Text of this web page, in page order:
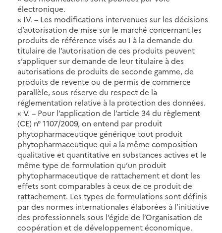
électronique.
« IV. – Les modifications intervenues sur les décisions
d’autorisation de mise sur le marché concernant les
produits de référence visés au I à la demande du
titulaire de l’autorisation de ces produits peuvent
s’appliquer sur demande de leur titulaire à des
autorisations de produits de seconde gamme, de
produits de revente ou de permis de commerce
parallèle, sous réserve du respect de la
réglementation relative à la protection des données.
« V. – Pour l’application de l’article 34 du règlement
(CE) n° 1107/2009, on entend par produit
phytopharmaceutique générique tout produit
phytopharmaceutique qui a la même composition
qualitative et quantitative en substances actives et le
même type de formulation qu’un produit
phytopharmaceutique de rattachement et dont les
effets sont comparables à ceux de ce produit de
rattachement. Les types de formulations sont définis
par des normes internationales élaborées à l’initiative
des professionnels sous l’égide de l’Organisation de
coopération et de développement économique.